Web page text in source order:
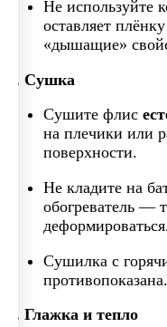
Не используйте
оставляет
«дышащие»
2. Сушка
Сушите флис
на плечики или
поверхности.
Не кладите на
обогреватель —
Сушилка с
противопоказана.
3. Глажка и тепло